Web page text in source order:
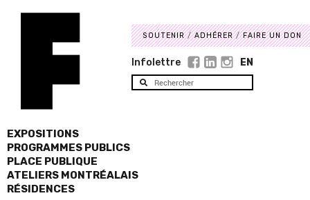
EXPOSITIONS
PROGRAMMES PUBLICS
PLACE PUBLIQUE
ATELIERS MONTRÉALAIS
RÉSIDENCES
SOUTENIR ADHÉRER FAIRE UN DON
Infolettre EN